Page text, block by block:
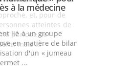
à la médecine
lié à un groupe
en matière de bilan
d'un « jumeau
...